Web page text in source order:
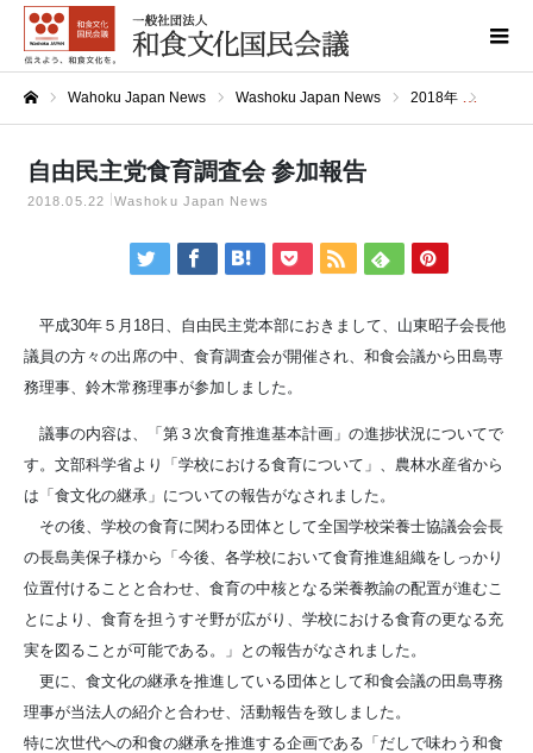
Wahoku Japan News Washoku Japan News 2018年
自由民主党食育調査会 参加報告
2018.05.22 Washoku Japan News
平成30年５月18日、自由民主党本部におきまして、山東昭子会長他
議員の方々の出席の中、食育調査会が開催され、和食会議から田島専
務理事、鈴木常務理事が参加しました。
議事の内容は、「第３次食育推進基本計画」の進捗状況についてで
す。文部科学省より「学校における食育について」、農林水産省から
は「食文化の継承」についての報告がなされました。
その後、学校の食育に関わる団体として全国学校栄養士協議会会長
の長島美保子様から「今後、各学校において食育推進組織をしっかり
位置付けることと合わせ、食育の中核となる栄養教諭の配置が進むこ
とにより、食育を担うすそ野が広がり、学校における食育の更なる充
実を図ることが可能である。」との報告がなされました。
更に、食文化の継承を推進している団体として和食会議の田島専務
理事が当法人の紹介と合わせ、活動報告を致しました。
特に次世代への和食の継承を推進する企画である「だしで味わう和食